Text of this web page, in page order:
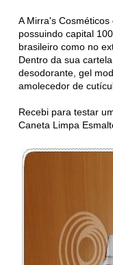
A Mirra's
possuindo capital
brasileiro como no
Dentro da sua
desodorante, gel
amolecedor de
Recebi para testar
Caneta Limpa